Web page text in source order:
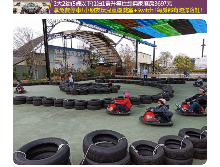
推薦景點
討論區
聯絡我們
APP下載